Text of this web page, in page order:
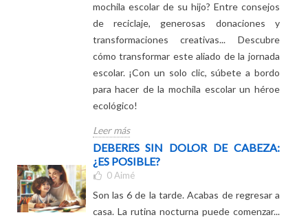
0Aimé
¿Está buscando darle nueva vida a la vieja
mochila escolar de su hijo? Entre consejos
de reciclaje, generosas donaciones y
transformaciones creativas... Descubre
cómo transformar este aliado de la jornada
escolar. ¡Con un solo clic, súbete a bordo
para hacer de la mochila escolar un héroe
ecológico!
Leer más
DEBERES SIN DOLOR DE CABEZA:
¿ES POSIBLE?
0 Aimé